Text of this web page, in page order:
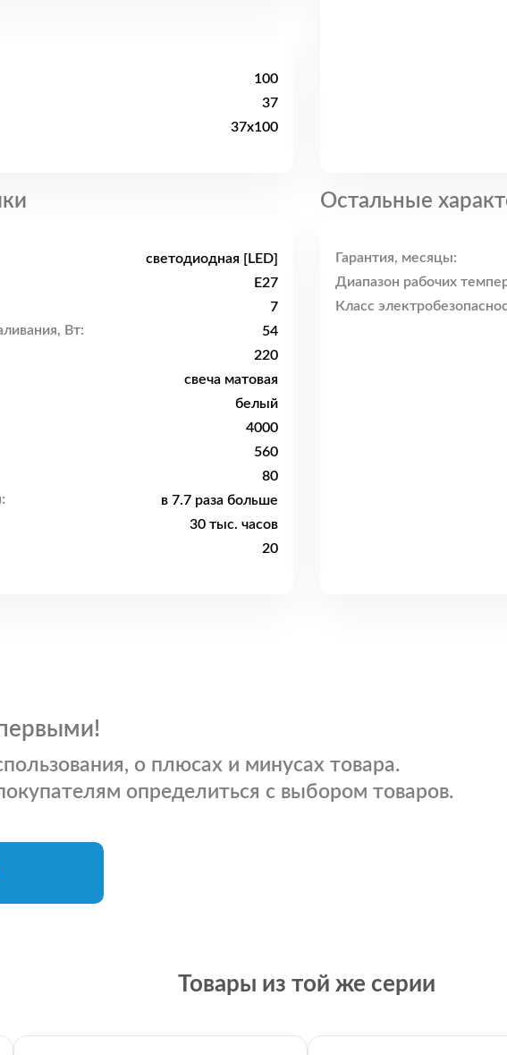
100
37
37x100
светодиодная [LED]
E27
7
Вт:
54
220
свеча матовая
белый
4000
560
80
в 7.7 раза больше
30 тыс. часов
20
Остальные
Гарантия, месяцы:
Диапазон рабочих
Класс
о плюсах и минусах товара.
определиться с выбором товаров.
Товары из той же серии